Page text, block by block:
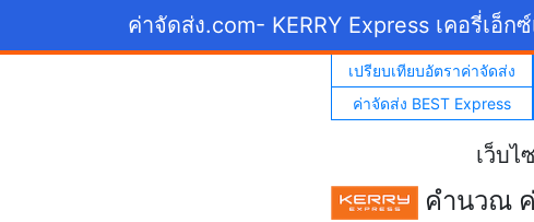
ค่าจัดส่ง.com- KERRY Express เคอรี่เอ็ก
เปรียบเทียบอัตราค่าจัดส่ง
ค่าจัดส่ง BEST Express
เว็บไ
คำนวณ ค่